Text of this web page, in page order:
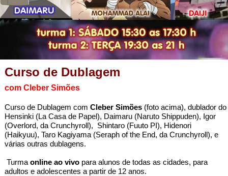
Curso de Dublagem
com Cleber Simões
Curso de Dublagem com Cleber Simões (foto acima), dublador do
Hensinki (La Casa de Papel), Daimaru (Naruto Shippuden), Igor
(Overlord, da Crunchyroll), Shintaro (Fuuto PI), Hidenori
(Haikyuu), Taro Kagiyama (Seraph of the End, da Crunchyroll), e
várias outras dublagens.
Turma online ao vivo para alunos de todas as cidades, para
adultos e adolescentes a partir de 12 anos.